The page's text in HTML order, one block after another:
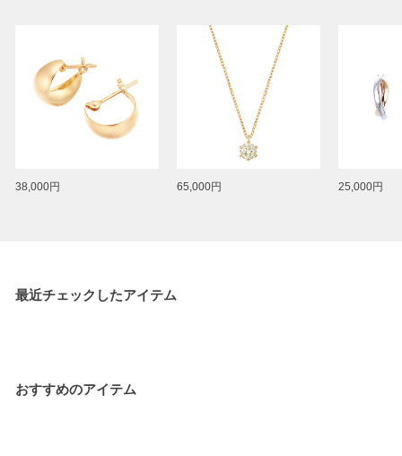
38,000円 65,000円 25,000円
最近チェックしたアイテム
おすすめのアイテム